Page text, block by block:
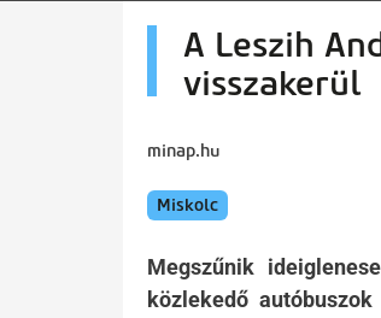
A Leszih
visszakerül
minap.hu
Miskolc
Megszűnik
közlekedő